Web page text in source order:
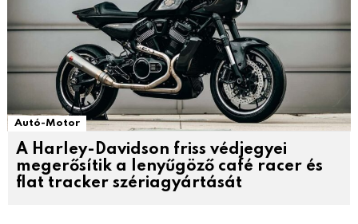
Autó-Motor
A Harley-Davidson friss védjegyei
megerősítik a lenyűgöző café racer és
flat tracker szériagyártását